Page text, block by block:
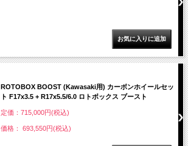
ROTOBOX BOOST (Kawasaki用) カーボンホイールセッ
ト F17x3.5 + R17x5.5/6.0 ロトボックス ブースト
定価：715,000円(税込)
価格： 693,550円(税込)